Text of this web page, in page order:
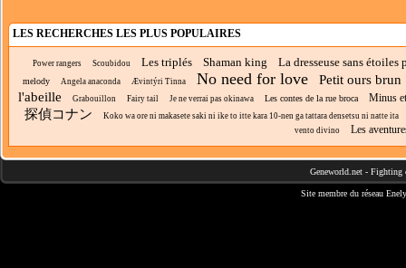
LES RECHERCHES LES PLUS POPULAIRES
Power rangers Scoubidou Les triplés Shaman king La dresseuse sans étoiles
melody Angela anaconda Ævintýri Tinna No need for love
Petit ours brun
l'abeille
Grabouillon Fairy tail Je ne verrai pas okinawa Les contes de la rue broca Minus
探偵コナン
Koko wa ore ni makasete saki ni ike to itte kara 10-nen ga tattara densetsu ni natte ita
vento divino
Les
Geneworld.net - Fighting
Site membre du réseau